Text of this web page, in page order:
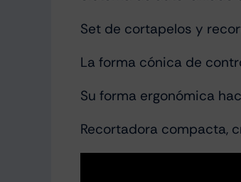
Set de cortapelos y
La forma cónica de
Su forma ergonómica
Recortadora compacta,